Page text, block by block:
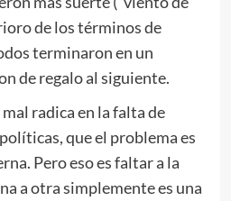
de los términos de
terminaron en un
de regalo al siguiente.
radica en la falta de
que el problema es
Pero eso es faltar a la
a otra simplemente es una